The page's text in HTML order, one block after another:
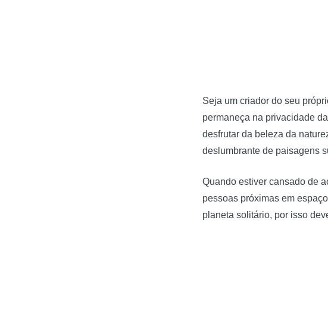
Seja um criador do seu
permaneça na privacidade
desfrutar da beleza da
deslumbrante de paisagens
Quando estiver cansado de
pessoas próximas em
planeta solitário, por isso